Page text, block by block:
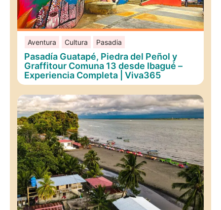
Aventura Cultura Pasadia
Pasadía Guatapé, Piedra del Peñol y
Graffitour Comuna 13 desde Ibagué –
Experiencia Completa | Viva365